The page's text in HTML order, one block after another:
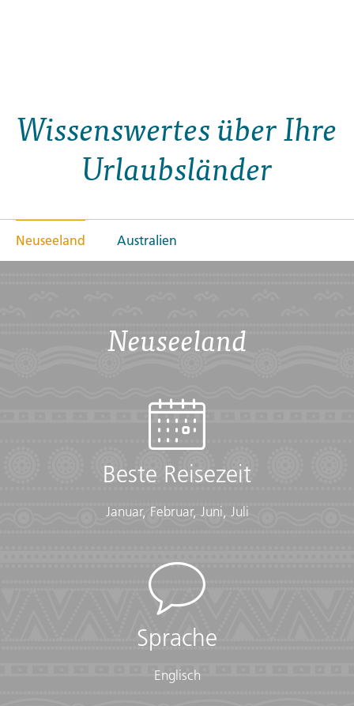
Unvergessliches Fidschi
Wissenswertes über Ihre
Urlaubsländer
Neuseeland Australien
Neuseeland
Beste Reisezeit
Januar, Februar, Juni, Juli
Sprache
Englisch